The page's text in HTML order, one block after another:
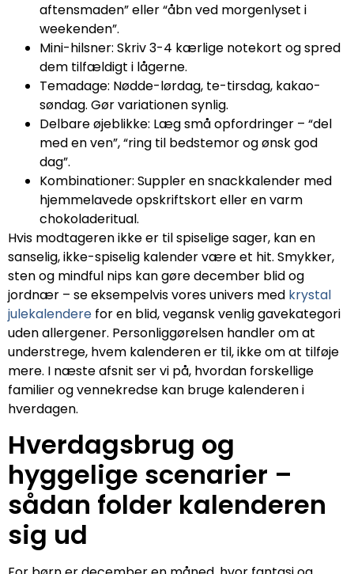
aftensmaden” eller “åbn ved morgenlyset i
weekenden”.
Mini-hilsner: Skriv 3-4 kærlige notekort og spred
dem tilfældigt i lågerne.
Temadage: Nødde-lørdag, te-tirsdag, kakao-
søndag. Gør variationen synlig.
Delbare øjeblikke: Læg små opfordringer – “del
med en ven”, “ring til bedstemor og ønsk god
dag”.
Kombinationer: Suppler en snackkalender med
hjemmelavede opskriftskort eller en varm
chokoladeritual.
Hvis modtageren ikke er til spiselige sager, kan en
sanselig, ikke-spiselig kalender være et hit. Smykker,
sten og mindful nips kan gøre december blid og
jordnær – se eksempelvis vores univers med krystal
julekalendere for en blid, vegansk venlig gavekategori
uden allergener. Personliggørelsen handler om at
understrege, hvem kalenderen er til, ikke om at tilføje
mere. I næste afsnit ser vi på, hvordan forskellige
familier og vennekredse kan bruge kalenderen i
hverdagen.
Hverdagsbrug og
hyggelige scenarier –
sådan folder kalenderen
sig ud